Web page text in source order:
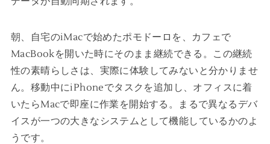
朝、自宅のiMacで始めたポモドーロを、カフェで
MacBookを開いた時にそのまま継続できる。この継続
性の素晴らしさは、実際に体験してみないと分かりませ
ん。移動中にiPhoneでタスクを追加し、オフィスに着
いたらMacで即座に作業を開始する。まるで異なるデバ
イスが一つの大きなシステムとして機能しているかのよ
うです。